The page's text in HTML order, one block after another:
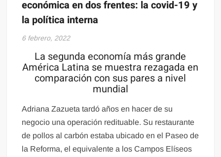
económica en dos frentes: la covid-19 y
la política interna
6 febrero, 2022
La segunda economía más grande
América Latina se muestra rezagada en
comparación con sus pares a nivel
mundial
Adriana Zazueta tardó años en hacer de su
negocio una operación redituable. Su restaurante
de pollos al carbón estaba ubicado en el Paseo de
la Reforma, el equivalente a los Campos Elíseos